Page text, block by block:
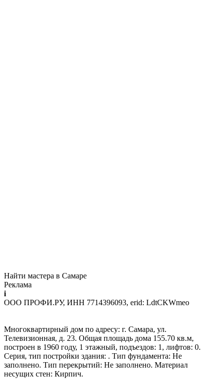
Найти мастера в Самаре
Реклама
i
ООО ПРОФИ.РУ, ИНН 7714396093, erid: LdtCKWmeo
Многоквартирный дом по адресу: г. Самара, ул.
Телевизионная, д. 23. Общая площадь дома 155.70 кв.м,
построен в 1960 году, 1 этажный, подъездов: 1, лифтов: 0.
Серия, тип постройки здания: . Тип фундамента: Не
заполнено. Тип перекрытий: Не заполнено. Материал
несущих стен: Кирпич.